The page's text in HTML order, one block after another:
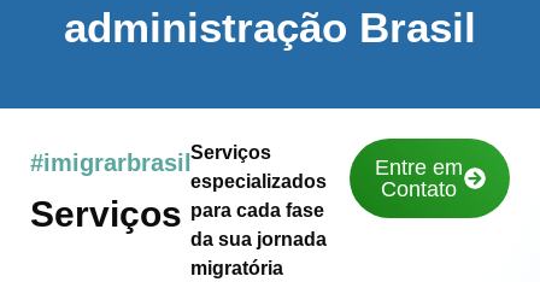
administração Brasil
#imigrarbrasil
Serviços
Serviços
especializados
para cada fase
da sua jornada
migratória
Entre em
Contato